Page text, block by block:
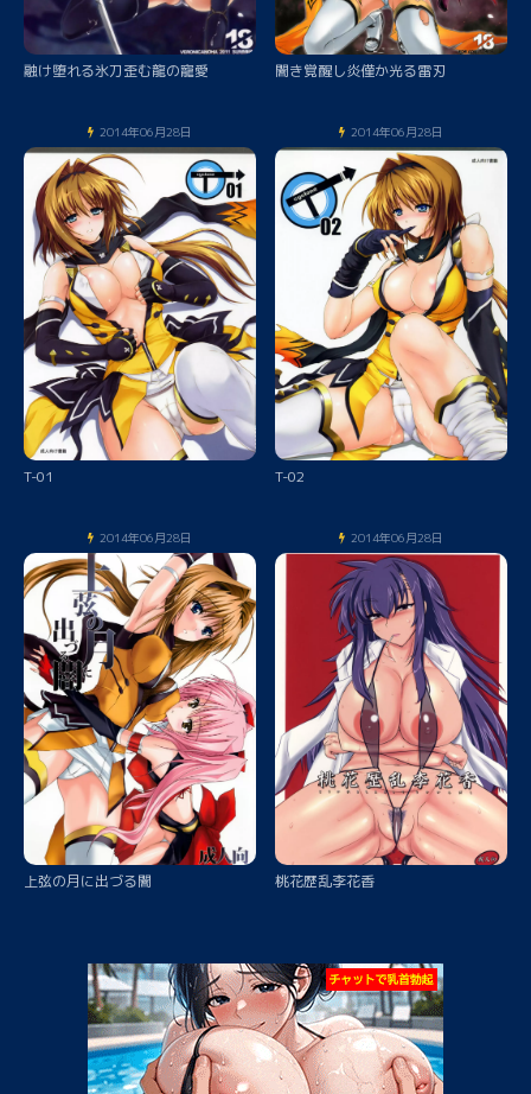
融け堕れる氷刀歪む龍の寵愛 闇き覚醒し炎僅か光る雷刃
2014年06月28日
T-01
2014年06月28日
T-02
2014年06月28日
上弦の月に出づる闇
2014年06月28日
桃花歴乱李花香